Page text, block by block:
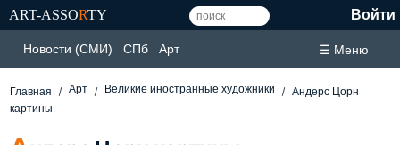
ART-ASSORTY Войти
Новости (СМИ) СПб Арт ☰ Меню
Главная Арт Великие иностранные художники
Андерс Цорн
картины